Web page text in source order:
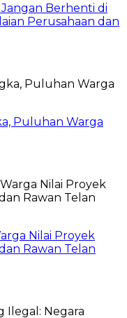
Berhenti di
Perusahaan dan
Puluhan Warga
Nilai Proyek
Rawan Telan